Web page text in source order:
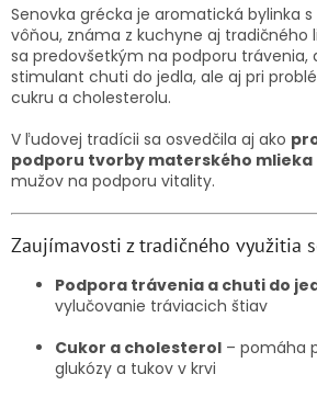
Senovka grécka je aromatická bylinka
vôňou, známa z kuchyne aj tradičného
sa predovšetkým na podporu trávenia,
stimulant chuti do jedla, ale aj pri
cukru a cholesterolu.
V ľudovej tradícii sa osvedčila aj ako
podporu tvorby materského mlieka
mužov na podporu vitality.
Zaujímavosti z tradičného využitia
Podpora trávenia a chuti do
vylučovanie tráviacich štiav
Cukor a cholesterol – pomáha
glukózy a tukov v krvi